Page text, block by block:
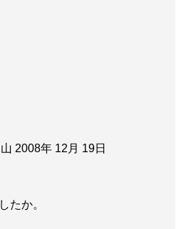
2008年 12月 19日
たか。